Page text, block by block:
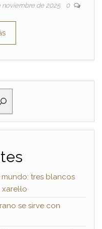
noviembre de 2025 0
tres blancos
se sirve con